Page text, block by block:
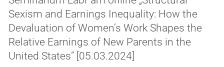
Sexism and Earnings Inequality: How the
Devaluation of Women’s Work Shapes the
Relative Earnings of New Parents in the
United States” [05.03.2024]